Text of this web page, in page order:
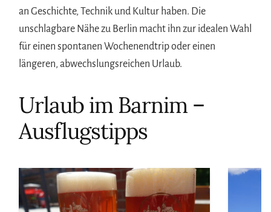
an Geschichte, Technik und Kultur haben. Die
unschlagbare Nähe zu Berlin macht ihn zur idealen Wahl
für einen spontanen Wochenendtrip oder einen
längeren, abwechslungsreichen Urlaub.
Urlaub im Barnim –
Ausflugstipps